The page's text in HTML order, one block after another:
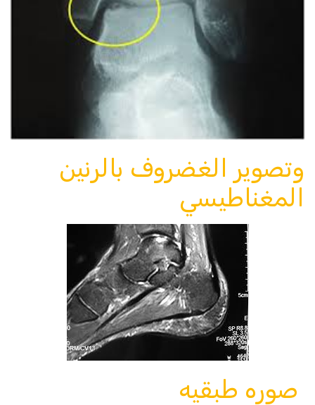
وتصوير الغضروف بالرنين
المغناطيسي
صوره طبقيه